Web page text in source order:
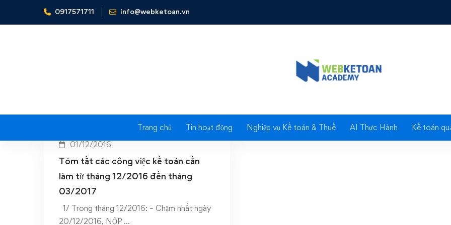
0917571711 info@webketoan.vn
Trang chủ Tin hoạt động Nghiệp vụ Kế toán & Thuế AI Thực Hành Kế toán
Home Công việc phải làm cuối năm
01/12/2016
Tóm tắt các công việc kế toán cần
làm từ tháng 12/2016 đến tháng
03/2017
1/ Trong tháng 12/2016: – Chậm nhất ngày
20/12/2016, NỘP …